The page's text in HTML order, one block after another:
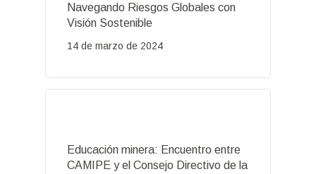
Navegando Riesgos Globales con
Visión Sostenible
14 de marzo de 2024
Educación minera: Encuentro entre
CAMIPE y el Consejo Directivo de la